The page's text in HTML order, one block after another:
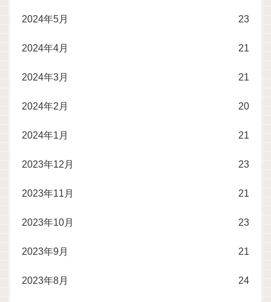
2024年5月 23
2024年4月 21
2024年3月 21
2024年2月 20
2024年1月 21
2023年12月 23
2023年11月 21
2023年10月 23
2023年9月 21
2023年8月 24